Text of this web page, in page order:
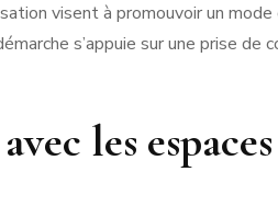
visent à promouvoir un
s’appuie sur une prise de
les